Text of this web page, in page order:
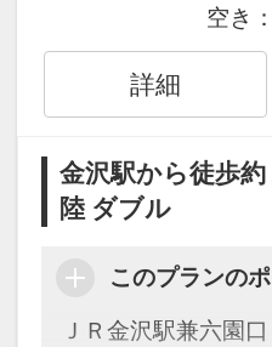
※ご覧のページの
めのうえ、ご予約
設定期間：2026年
インターネットコ
17620565
空き：
詳細
金沢駅から徒歩
陸 ダブル
このプランの
ＪＲ金沢駅兼六園